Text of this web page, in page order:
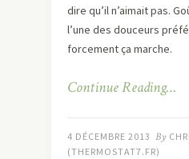
dire qu’il n’aimait pas.
l’une des douceurs
forcement ça marche.
Continue Reading…
4 DÉCEMBRE 2013 By
(THERMOSTAT7.FR)